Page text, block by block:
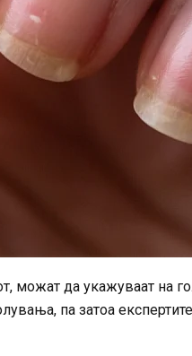
можат да укажуваат на
па затоа